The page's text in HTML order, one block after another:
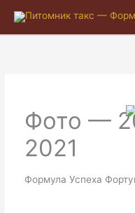
Фото —
2021
Формула Успеха